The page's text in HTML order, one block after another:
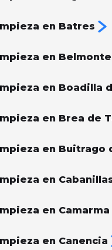
en Batres
en
en Boadilla
en Brea de
en Buitrago
en
en
en Canencia